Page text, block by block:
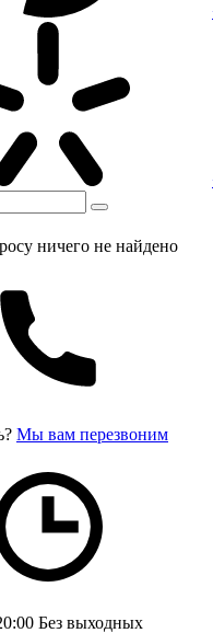
ничего не найдено
Мы вам перезвоним
Без выходных